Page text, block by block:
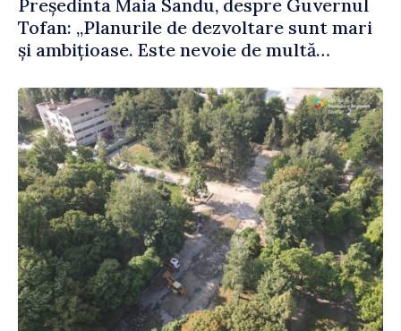
Președinta Maia Sandu, despre Guvernul
Tofan: „Planurile de dezvoltare sunt mari
și ambițioase. Este nevoie de multă